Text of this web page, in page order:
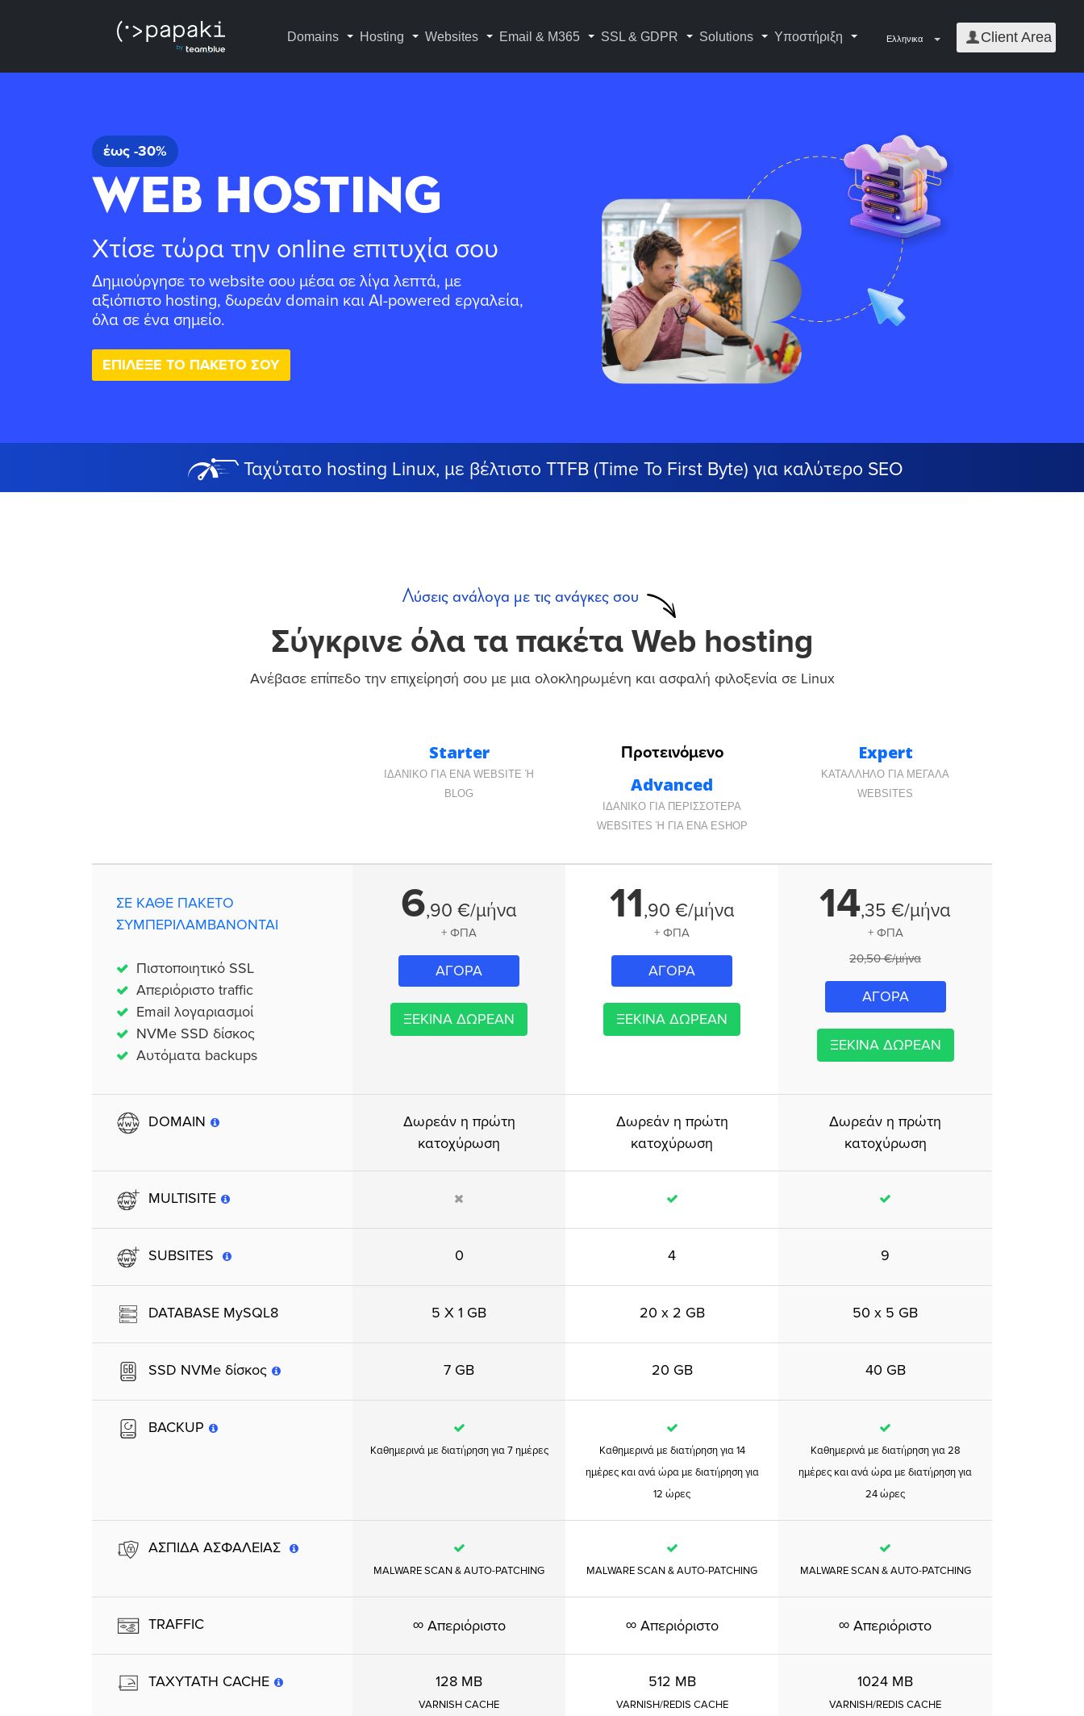
Domains Hosting Websites Email & M365 SSL & GDPR Solutions Υποστήριξη Ελληνικα Client Area
έως -30%
WEB HOSTING
Χτίσε τώρα την online επιτυχία σου
Δημιούργησε το website σου μέσα σε λίγα λεπτά, με
αξιόπιστο hosting, δωρεάν domain και AI-powered εργαλεία,
όλα σε ένα σημείο.
ΕΠΙΛΕΞΕ ΤΟ ΠΑΚΕΤΟ ΣΟΥ
Ταχύτατο hosting Linux, με βέλτιστο TTFB (Time To First Byte) για καλύτερο SEO
Λύσεις ανάλογα με τις ανάγκες σου
Σύγκρινε όλα τα πακέτα Web hosting
Ανέβασε επίπεδο την επιχείρησή σου με μια ολοκληρωμένη και ασφαλή φιλοξενία σε Linux
Starter
ΙΔΑΝΙΚΟ ΓΙΑ ΕΝΑ WEBSITE Ή
BLOG
Προτεινόμενο
Advanced
ΙΔΑΝΙΚΟ ΓΙΑ ΠΕΡΙΣΣΟΤΕΡΑ
WEBSITES Ή ΓΙΑ ΕΝΑ ESHOP
Expert
ΚΑΤΑΛΛΗΛΟ ΓΙΑ ΜΕΓΑΛΑ
WEBSITES
ΣΕ ΚΑΘΕ ΠΑΚΕΤΟ
ΣΥΜΠΕΡΙΛΑΜΒΑΝΟΝΤΑΙ
Πιστοποιητικό SSL
Απεριόριστο traffic
Email λογαριασμοί
NVMe SSD δίσκος
Αυτόματα backups
6,90 €/μήνα
+ ΦΠΑ
ΑΓΟΡΑ
ΞΕΚΙΝΑ ΔΩΡΕΑΝ
11,90 €/μήνα
+ ΦΠΑ
ΑΓΟΡΑ
ΞΕΚΙΝΑ ΔΩΡΕΑΝ
14,35 €/μήνα
+ ΦΠΑ
20,50 €/μήνα
ΑΓΟΡΑ
ΞΕΚΙΝΑ ΔΩΡΕΑΝ
DOMAIN
Δωρεάν η πρώτη
κατοχύρωση
Δωρεάν η πρώτη
κατοχύρωση
Δωρεάν η πρώτη
κατοχύρωση
MULTISITE
SUBSITES 0 4 9
DATABASE MySQL8 5 X 1 GB 20 x 2 GB 50 x 5 GB
SSD NVMe δίσκος 7 GB 20 GB 40 GB
BACKUP
Καθημερινά με διατήρηση για 7 ημέρες
Καθημερινά με διατήρηση για 14
ημέρες και ανά ώρα με διατήρηση για
12 ώρες
Καθημερινά με διατήρηση για 28
ημέρες και ανά ώρα με διατήρηση για
24 ώρες
ΑΣΠΙΔΑ ΑΣΦΑΛΕΙΑΣ
MALWARE SCAN & AUTO-PATCHING MALWARE SCAN & AUTO-PATCHING MALWARE SCAN & AUTO-PATCHING
TRAFFIC ∞ Απεριόριστο ∞ Απεριόριστο ∞ Απεριόριστο
TAXYTATH CACHE 128 MB
VARNISH CACHE
512 MB
VARNISH/REDIS CACHE
1024 MB
VARNISH/REDIS CACHE